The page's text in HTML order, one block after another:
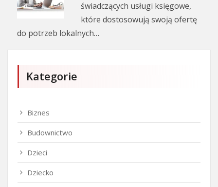
świadczących usługi księgowe,
które dostosowują swoją ofertę
do potrzeb lokalnych…
Kategorie
Biznes
Budownictwo
Dzieci
Dziecko